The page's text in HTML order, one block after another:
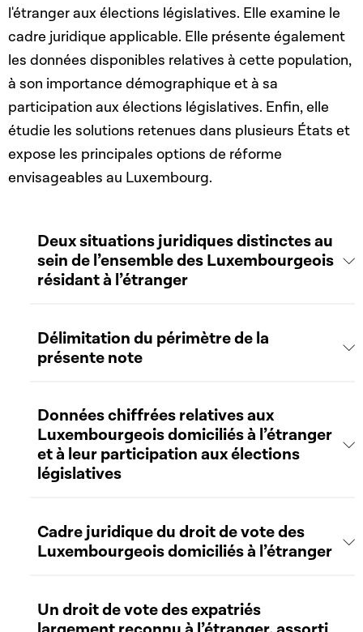
l'étranger aux élections législatives. Elle examine le
cadre juridique applicable. Elle présente également
les données disponibles relatives à cette population,
à son importance démographique et à sa
participation aux élections législatives. Enfin, elle
étudie les solutions retenues dans plusieurs États et
expose les principales options de réforme
envisageables au Luxembourg.
Deux situations juridiques distinctes au
sein de l’ensemble des Luxembourgeois
résidant à l’étranger
Délimitation du périmètre de la
présente note
Données chiffrées relatives aux
Luxembourgeois domiciliés à l’étranger
et à leur participation aux élections
législatives
Cadre juridique du droit de vote des
Luxembourgeois domiciliés à l’étranger
Un droit de vote des expatriés